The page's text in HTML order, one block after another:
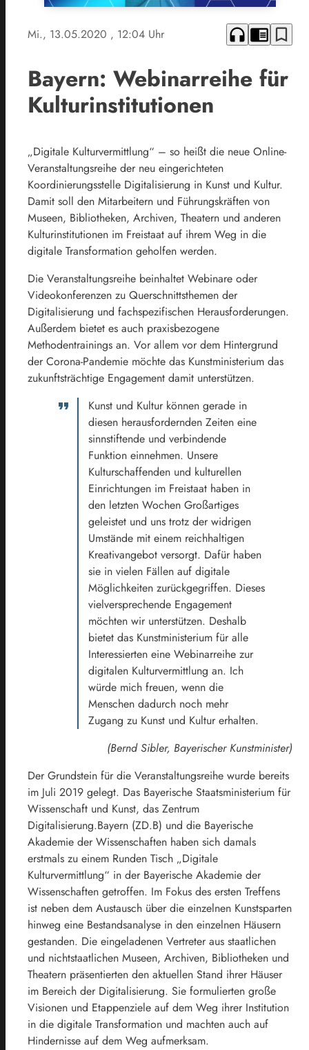
Mi., 13.05.2020 , 12:04 Uhr headphones chrome_reader_mode bookmark_border
Bayern: Webinarreihe für
Kulturinstitutionen
„Digitale Kulturvermittlung“ – so heißt die neue Online-
Veranstaltungsreihe der neu eingerichteten
Koordinierungsstelle Digitalisierung in Kunst und Kultur.
Damit soll den Mitarbeitern und Führungskräften von
Museen, Bibliotheken, Archiven, Theatern und anderen
Kulturinstitutionen im Freistaat auf ihrem Weg in die
digitale Transformation geholfen werden.
Die Veranstaltungsreihe beinhaltet Webinare oder
Videokonferenzen zu Querschnittsthemen der
Digitalisierung und fachspezifischen Herausforderungen.
Außerdem bietet es auch praxisbezogene
Methodentrainings an. Vor allem vor dem Hintergrund
der Corona-Pandemie möchte das Kunstministerium das
zukunftsträchtige Engagement damit unterstützen.
Kunst und Kultur können gerade in
diesen herausfordernden Zeiten eine
sinnstiftende und verbindende
Funktion einnehmen. Unsere
Kulturschaffenden und kulturellen
Einrichtungen im Freistaat haben in
den letzten Wochen Großartiges
geleistet und uns trotz der widrigen
Umstände mit einem reichhaltigen
Kreativangebot versorgt. Dafür haben
sie in vielen Fällen auf digitale
Möglichkeiten zurückgegriffen. Dieses
vielversprechende Engagement
möchten wir unterstützen. Deshalb
bietet das Kunstministerium für alle
Interessierten eine Webinarreihe zur
digitalen Kulturvermittlung an. Ich
würde mich freuen, wenn die
Menschen dadurch noch mehr
Zugang zu Kunst und Kultur erhalten.
(Bernd Sibler, Bayerischer Kunstminister)
Der Grundstein für die Veranstaltungsreihe wurde bereits
im Juli 2019 gelegt. Das Bayerische Staatsministerium für
Wissenschaft und Kunst, das Zentrum
Digitalisierung.Bayern (ZD.B) und die Bayerische
Akademie der Wissenschaften haben sich damals
erstmals zu einem Runden Tisch „Digitale
Kulturvermittlung“ in der Bayerische Akademie der
Wissenschaften getroffen. Im Fokus des ersten Treffens
ist neben dem Austausch über die einzelnen Kunstsparten
hinweg eine Bestandsanalyse in den einzelnen Häusern
gestanden. Die eingeladenen Vertreter aus staatlichen
und nichtstaatlichen Museen, Archiven, Bibliotheken und
Theatern präsentierten den aktuellen Stand ihrer Häuser
im Bereich der Digitalisierung. Sie formulierten große
Visionen und Etappenziele auf dem Weg ihrer Institution
in die digitale Transformation und machten auch auf
Hindernisse auf dem Weg aufmerksam.